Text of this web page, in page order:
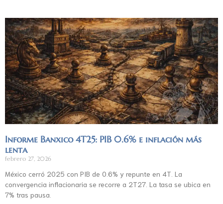
Informe Banxico 4T25: PIB 0.6% e inflación más
lenta
febrero 27, 2026
México cerró 2025 con PIB de 0.6% y repunte en 4T. La
convergencia inflacionaria se recorre a 2T27. La tasa se ubica en
7% tras pausa.